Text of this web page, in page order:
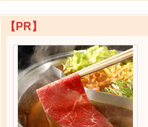
【PR】